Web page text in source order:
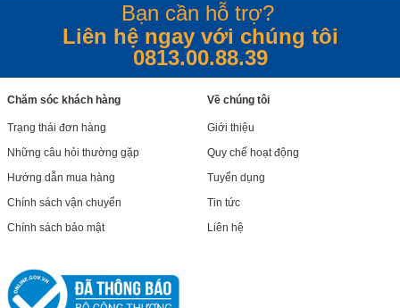
Bạn cần hỗ trợ?
Liên hệ ngay với chúng tôi
0813.00.88.39
Chăm sóc khách hàng
Trạng thái đơn hàng
Những câu hỏi thường gặp
Hướng dẫn mua hàng
Chính sách vận chuyển
Chính sách bảo mật
Về chúng tôi
Giới thiệu
Quy chế hoạt động
Tuyển dụng
Tin tức
Liên hệ